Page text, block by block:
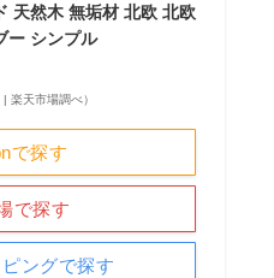
天然木 無垢材 北欧 北欧
ー シンプル
楽天市場調べ）
で探す
で探す
ングで探す